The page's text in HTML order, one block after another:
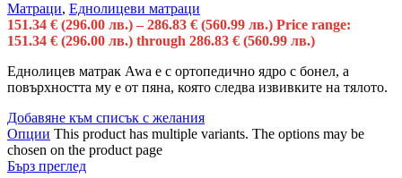
Матраци, Еднолицеви матраци
151.34 € (296.00 лв.) – 286.83 € (560.99 лв.) Price range:
151.34 € (296.00 лв.) through 286.83 € (560.99 лв.)
Еднолицев матрак Awa е с oртопедично ядро с бонел, а
повърхността му e от пяна, която следва извивките на тялото.
Добавяне към списък с желания
Опции This product has multiple variants. The options may be
chosen on the product page
Бърз преглед